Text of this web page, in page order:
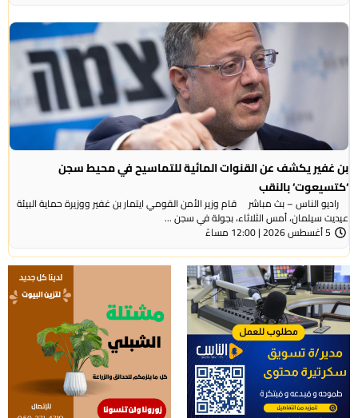
بن غفير يكشف عن القنوات المائية للتماسيح في محيط سجن
‘كتسيعوت‘ بالنقب
راديو الناس – بث مباشر قام وزير الأمن القومي ايتمار بن غفير ووزيرة حماية البيئة
عيديت سيلمان، أمس الثلاثاء، بجولة في سجن ...
5 أغسطس 2026 | 12:00 مساءً